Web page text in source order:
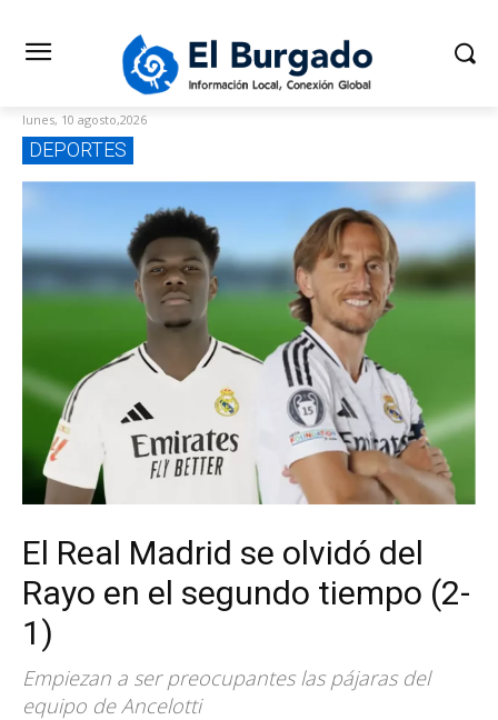
lunes, 10 agosto,2026
DEPORTES
El Real Madrid se olvidó del
Rayo en el segundo tiempo (2-
1)
Empiezan a ser preocupantes las pájaras del
equipo de Ancelotti